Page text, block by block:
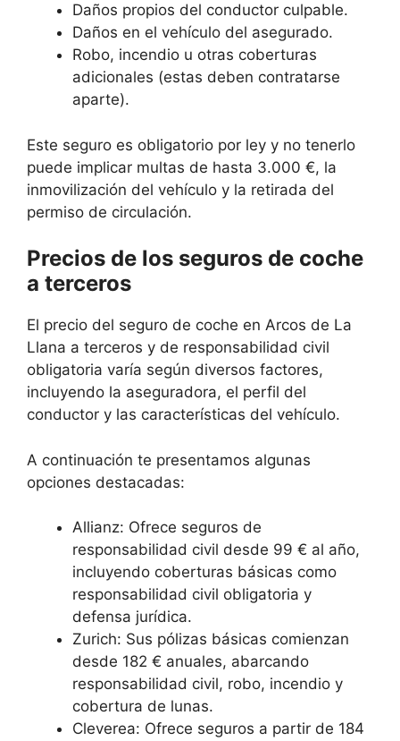
Daños propios del conductor culpable.
Daños en el vehículo del asegurado.
Robo, incendio u otras coberturas
adicionales (estas deben contratarse
aparte).
Este seguro es obligatorio por ley y no tenerlo
puede implicar multas de hasta 3.000 €, la
inmovilización del vehículo y la retirada del
permiso de circulación.
Precios de los seguros de coche
a terceros
El precio del seguro de coche en Arcos de La
Llana a terceros y de responsabilidad civil
obligatoria varía según diversos factores,
incluyendo la aseguradora, el perfil del
conductor y las características del vehículo.
A continuación te presentamos algunas
opciones destacadas:
Allianz: Ofrece seguros de
responsabilidad civil desde 99 € al año,
incluyendo coberturas básicas como
responsabilidad civil obligatoria y
defensa jurídica.
Zurich: Sus pólizas básicas comienzan
desde 182 € anuales, abarcando
responsabilidad civil, robo, incendio y
cobertura de lunas.
Cleverea: Ofrece seguros a partir de 184